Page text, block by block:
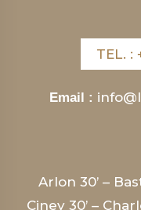
TEL. :
Email :
Arlon 30’ –
Ciney 30’ –